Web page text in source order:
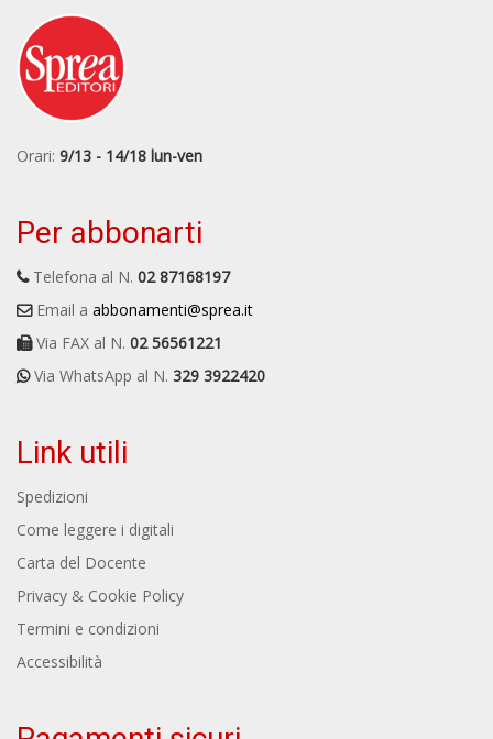
Orari: 9/13 - 14/18 lun-ven
Per abbonarti
Telefona al N. 02 87168197
Email a abbonamenti@sprea.it
Via FAX al N. 02 56561221
Via WhatsApp al N. 329 3922420
Link utili
Spedizioni
Come leggere i digitali
Carta del Docente
Privacy & Cookie Policy
Termini e condizioni
Accessibilità